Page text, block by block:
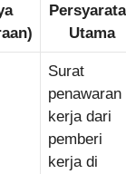
Utama
Surat
penawaran
kerja dari
pemberi
kerja di